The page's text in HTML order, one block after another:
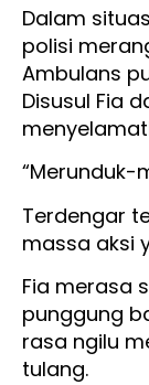
Dalam
polisi
Ambulans
Disusul Fia
“Merunduk-
Terdengar
massa aksi
Fia merasa
punggung
rasa ngilu
tulang.